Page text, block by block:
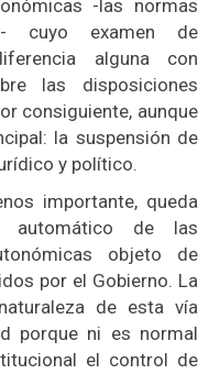
-las normas
cuyo examen de
alguna con
las disposiciones
consiguiente, aunque
la suspensión de
y político.
importante, queda
automático de las
objeto de
por el Gobierno. La
de esta vía
porque ni es normal
el control de